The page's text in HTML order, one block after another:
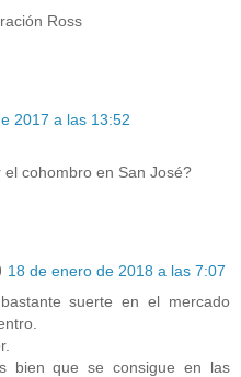
Ross
2017 a las 13:52
cohombro en San José?
18 de enero de 2018 a las 7:07
suerte en el mercado
bien que se consigue en las